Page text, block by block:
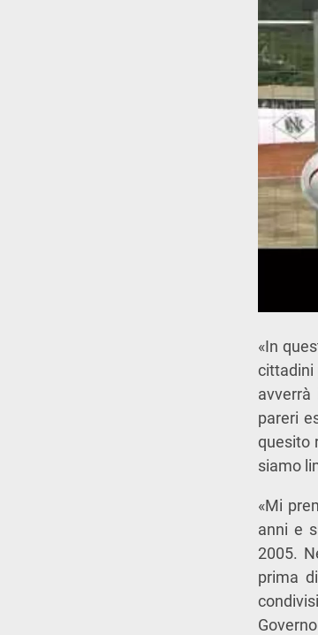
«In
cittadini
avverrà
pareri
quesito
siamo
«Mi
anni e
2005.
prima